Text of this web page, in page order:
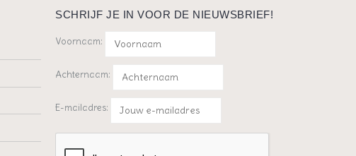
SCHRIJF JE IN VOOR DE NIEUWSBRIEF!
Voornaam:
Achternaam:
E-mailadres: